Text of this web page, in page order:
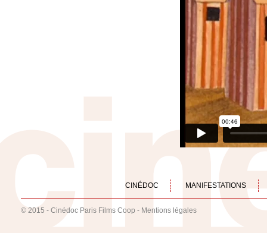
CINÉDOC MANIFESTATIONS
© 2015 - Cinédoc Paris Films Coop - Mentions légales